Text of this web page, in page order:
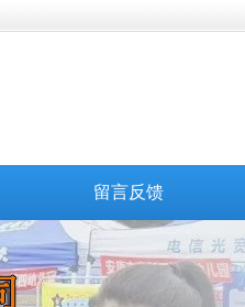
留言反馈